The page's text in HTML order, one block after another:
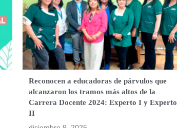
Reconocen a educadoras de párvulos que
alcanzaron los tramos más altos de la
Carrera Docente 2024: Experto I y Experto
II